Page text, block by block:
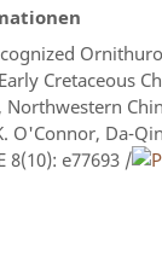
Cretaceous
Northwestern
O'Connor, Da-
8(10): e77693 /